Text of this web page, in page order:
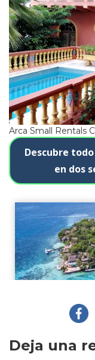
Arca Small Rentals
Descubre
en dos
Deja una